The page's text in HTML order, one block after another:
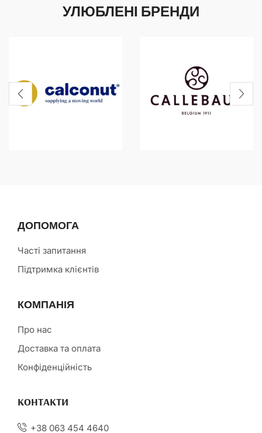
УЛЮБЛЕНІ БРЕНДИ
ДОПОМОГА
Часті запитання
Підтримка клієнтів
КОМПАНІЯ
Про нас
Доставка та оплата
Конфіденційність
КОНТАКТИ
+38 063 454 4640